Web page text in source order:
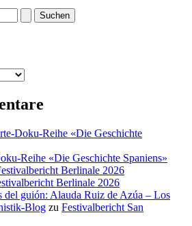
Doku-Reihe «Die Geschichte
Reihe «Die Geschichte Spaniens»
Berlinale 2026
Berlinale 2026
del guión: Alauda Ruiz de Azúa – Los
Blog zu Festivalbericht San